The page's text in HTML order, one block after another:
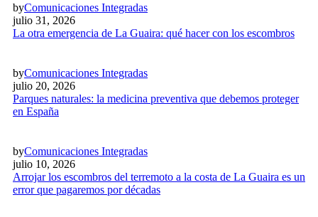
byComunicaciones Integradas
julio 31, 2026
La otra emergencia de La Guaira: qué hacer con los escombros
byComunicaciones Integradas
julio 20, 2026
Parques naturales: la medicina preventiva que debemos proteger
en España
byComunicaciones Integradas
julio 10, 2026
Arrojar los escombros del terremoto a la costa de La Guaira es un
error que pagaremos por décadas